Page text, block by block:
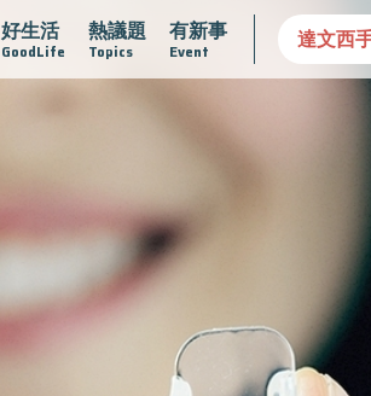
好生活
GoodLife
熱議題
Topics
有新事
Event
守護骨骼健康 達文西手術專欄 2025植